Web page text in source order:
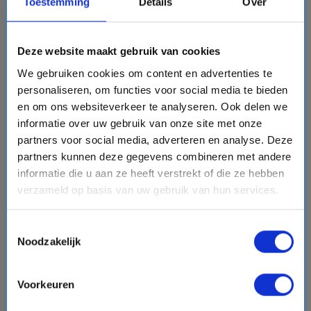
Deze website maakt gebruik van cookies
We gebruiken cookies om content en advertenties te
personaliseren, om functies voor social media te bieden
en om ons websiteverkeer te analyseren. Ook delen we
informatie over uw gebruik van onze site met onze
partners voor social media, adverteren en analyse. Deze
partners kunnen deze gegevens combineren met andere
informatie die u aan ze heeft verstrekt of die ze hebben
verzameld op basis van uw gebruik van hun services.
Noodzakelijk
Voorkeuren
chevron_right
8 daagse Noord-Europa cruise met de Queen Anne
Cunard Line
schedule8 dagen place
Olden, Alesund, Haugesund, Dag op Zee, Southampton